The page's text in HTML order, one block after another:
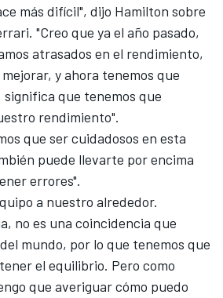
más difícil", dijo Hamilton sobre
. "Creo que ya el año pasado,
atrasados ​​en el rendimiento,
y ahora tenemos que
significa que tenemos que
rendimiento".
que ser cuidadosos en esta
puede llevarte por encima
errores".
a nuestro alrededor.
no es una coincidencia que
mundo, por lo que tenemos que
el equilibrio. Pero como
que averiguar cómo puedo